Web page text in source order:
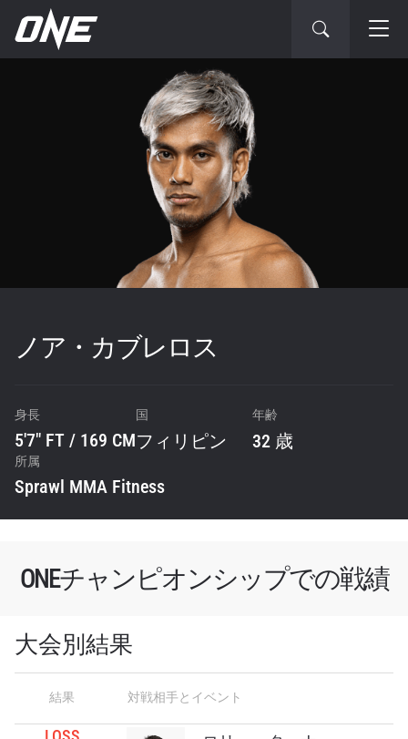
ノア・カブレロス
身長
5'7" FT / 169 CM
国
フィリピン
年齢
32 歳
所属
Sprawl MMA Fitness
ONEチャンピオンシップでの戦績
大会別結果
結果 対戦相手とイベント
最新情報をゲット
ュース、特別オファー、ライブイベントの最高の